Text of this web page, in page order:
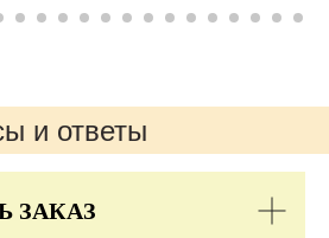
и ответы
ЗАКАЗ